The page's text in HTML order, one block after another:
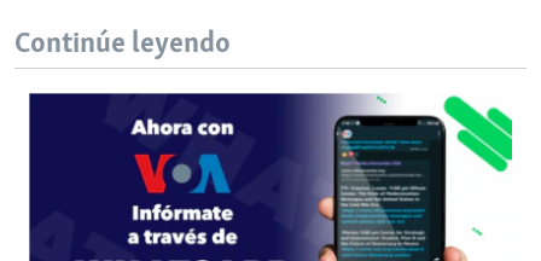
Continúe leyendo